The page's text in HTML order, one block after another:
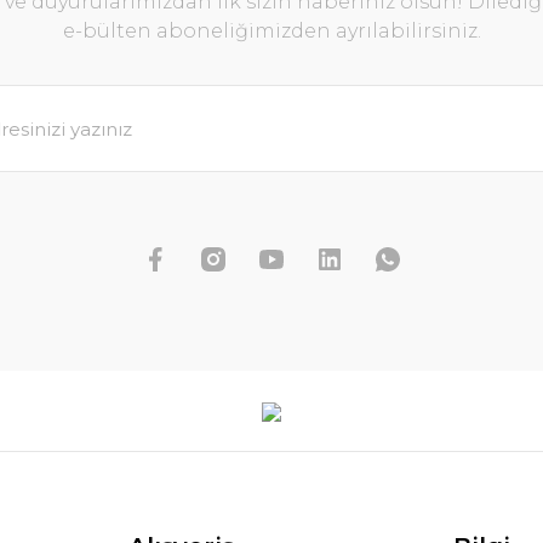
1.070,04 TL
e-bülten aboneliğimizden ayrılabilirsiniz.